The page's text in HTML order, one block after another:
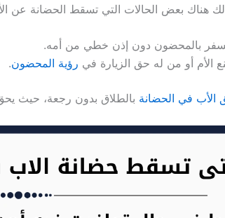
هناك بعض الحالات التي تسقط الحضانة عن
بالمحضون دون إذن خطي من أمه.
الأم أو من له حق الزيارة في رؤية المحضون.
الأب في الحضانة بالطلاق بدون رجعة، حيث